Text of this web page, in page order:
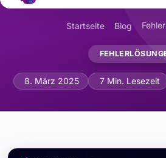
Startseite Blog
HTTP-Fehlercodes:
8. März 2025 7 Min. Lesezeit